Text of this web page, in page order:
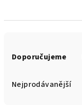
Doporučujeme
Nejprodávanější